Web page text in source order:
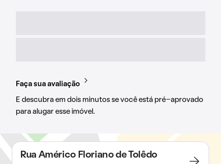
Faça sua avaliação
E descubra em dois minutos se você está pré-aprovado
para alugar esse imóvel.
Rua Américo Floriano de Tolêdo